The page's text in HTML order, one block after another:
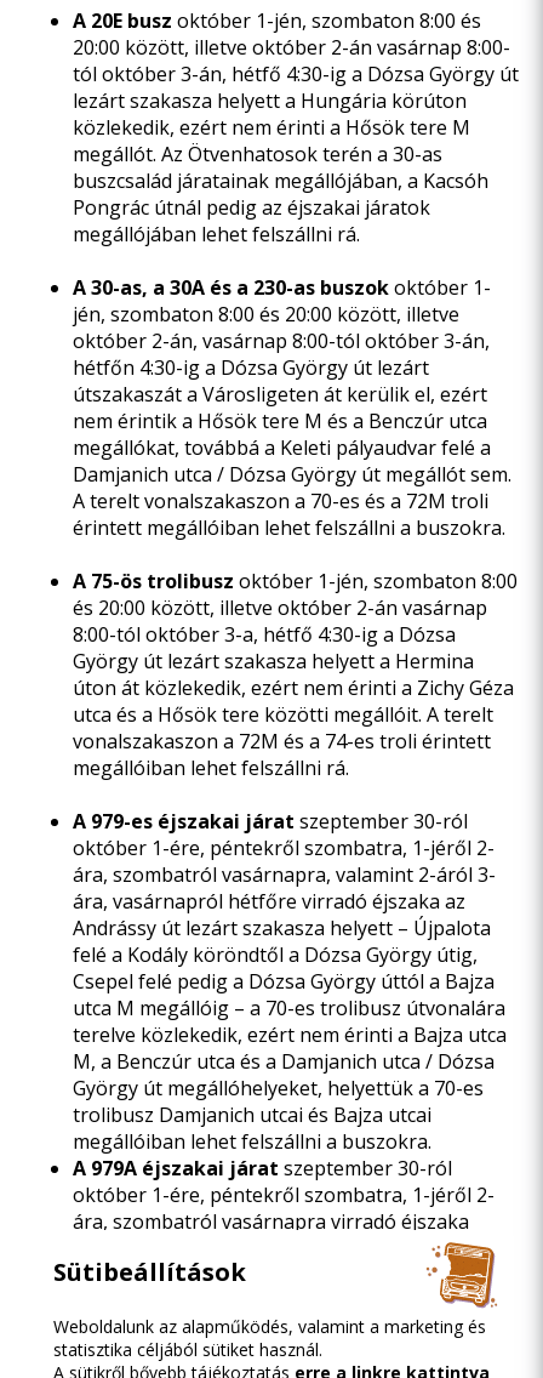
A 20E busz október 1-jén, szombaton 8:00 és
20:00 között, illetve október 2-án vasárnap 8:00-
tól október 3-án, hétfő 4:30-ig a Dózsa György út
lezárt szakasza helyett a Hungária körúton
közlekedik, ezért nem érinti a Hősök tere M
megállót. Az Ötvenhatosok terén a 30-as
buszcsalád járatainak megállójában, a Kacsóh
Pongrác útnál pedig az éjszakai járatok
megállójában lehet felszállni rá.
A 30-as, a 30A és a 230-as buszokoktóber 1-
jén, szombaton 8:00 és 20:00 között, illetve
október 2-án, vasárnap 8:00-tól október 3-án,
hétfőn 4:30-ig a Dózsa György út lezárt
útszakaszát a Városligeten át kerülik el, ezért
nem érintik a Hősök tere M és a Benczúr utca
megállókat, továbbá a Keleti pályaudvar felé a
Damjanich utca / Dózsa György út megállót sem.
A terelt vonalszakaszon a 70-es és a 72M troli
érintett megállóiban lehet felszállni a buszokra.
A 75-ös trolibusz október 1-jén, szombaton 8:00
és 20:00 között, illetve október 2-án vasárnap
8:00-tól október 3-a, hétfő 4:30-ig a Dózsa
György út lezárt szakasza helyett a Hermina
úton át közlekedik, ezért nem érinti a Zichy Géza
utca és a Hősök tere közötti megállóit. A terelt
vonalszakaszon a 72M és a 74-es troli érintett
megállóiban lehet felszállni rá.
A 979-es éjszakai járat szeptember 30-ról
október 1-ére, péntekről szombatra, 1-jéről 2-
ára, szombatról vasárnapra, valamint 2-áról 3-
ára, vasárnapról hétfőre virradó éjszaka az
Andrássy út lezárt szakasza helyett – Újpalota
felé a Kodály köröndtől a Dózsa György útig,
Csepel felé pedig a Dózsa György úttól a Bajza
utca M megállóig – a 70-es trolibusz útvonalára
terelve közlekedik, ezért nem érinti a Bajza utca
M, a Benczúr utca és a Damjanich utca / Dózsa
György út megállóhelyeket, helyettük a 70-es
trolibusz Damjanich utcai és Bajza utcai
megállóiban lehet felszállni a buszokra.
A 979A éjszakai járat szeptember 30-ról
október 1-ére, péntekről szombatra, 1-jéről 2-
ára, szombatról vasárnapra virradó éjszaka
rövidített útvonalon, Csepel, Csillagtelep és
Oktogon M között közlekedik.
Az M1-es metrószombaton és vasárnap,
amennyiben a rendezvény látogatók száma
Sütibeállítások
Weboldalunk az alapműködés, valamint a marketing és
statisztika céljából sütiket használ.
A sütikről bővebb tájékoztatás erre a linkre kattintva